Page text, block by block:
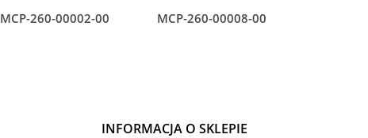
MCP-260-00002-00 MCP-260-00008-00
INFORMACJA O SKLEPIE